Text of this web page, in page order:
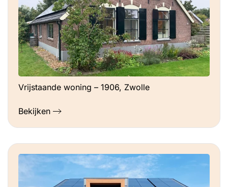
Vrijstaande woning – 1906, Zwolle
Bekijken